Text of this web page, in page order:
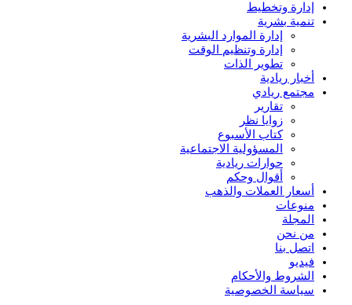
إدارة وتخطيط
تنمية بشرية
إدارة الموارد البشرية
إدارة وتنظيم الوقت
تطوير الذات
أخبار ريادية
مجتمع ريادي
تقارير
زوايا نظر
كتاب الأسبوع
المسؤولية الاجتماعية
حوارات ريادية
أقوال وحكم
أسعار العملات والذهب
منوعات
المجلة
من نحن
اتصل بنا
فيديو
الشروط والأحكام
سياسة الخصوصية